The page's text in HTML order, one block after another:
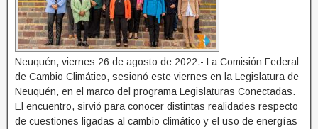
Neuquén, viernes 26 de agosto de 2022.- La Comisión Federal
de Cambio Climático, sesionó este viernes en la Legislatura de
Neuquén, en el marco del programa Legislaturas Conectadas.
El encuentro, sirvió para conocer distintas realidades respecto
de cuestiones ligadas al cambio climático y el uso de energías